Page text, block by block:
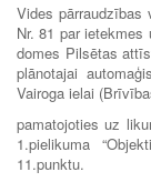
Vides pārraudzības
Nr. 81 par ietekmes
domes Pilsētas
plānotajai
Vairoga ielai
pamatojoties uz
1.pielikuma
11.punktu.